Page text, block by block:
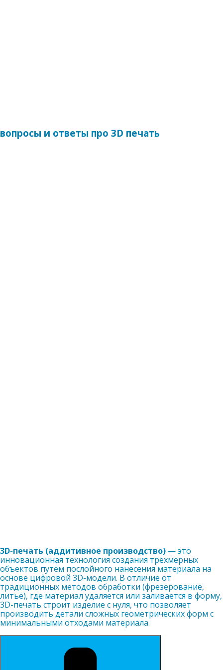
вопросы и ответы про 3D печать
3D-печать (аддитивное производство) — это
инновационная технология создания трёхмерных
объектов путём послойного нанесения материала на
основе цифровой 3D-модели. В отличие от
традиционных методов обработки (фрезерование,
литьё), где материал удаляется или заливается в форму,
3D-печать строит изделие с нуля, что позволяет
производить детали сложных геометрических форм с
минимальными отходами материала.